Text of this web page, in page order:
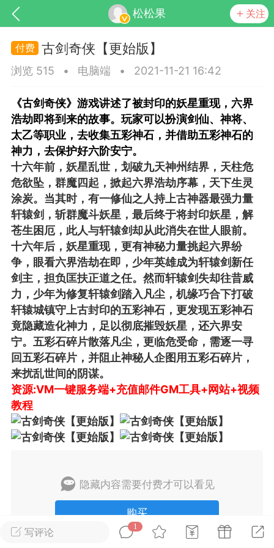
松松果 关注
基于wordpress开发 你所看见
更新 商城 视频
排行 在线 小黑屋
实时动态 直播
Lv.8 极品会员 靓号
黑凤梨
电脑端 外挂制作
该内容只允许登录的用户查看
写评论
1
古剑奇侠【更始版】
浏览 515 • 电脑端 • 2021-11-21 16:42
《古剑奇侠》游戏讲述了被封印的妖星重现，六界
浩劫即将到来的故事。玩家可以扮演剑仙、神将、
太乙等职业，去收集五彩神石，并借助五彩神石的
神力，去保护好六阶安宁。
十六年前，妖星乱世，划破九天神州结界，天柱危
危欲坠，群魔四起，掀起六界浩劫序幕，天下生灵
涂炭。当其时，有一修仙之人持上古神器最强力量
轩辕剑，斩群魔斗妖星，最后终于将封印妖星，解
苍生困厄，此人与轩辕剑却从此消失在世人眼前。
十六年后，妖星重现，更有神秘力量挑起六界纷
争，眼看六界浩劫在即，少年英雄成为轩辕剑新任
剑主，担负匡扶正道之任。然而轩辕剑失却往昔威
力，少年为修复轩辕剑踏入凡尘，机缘巧合下打破
轩辕城镇守上古封印的五彩神石，更发现五彩神石
竟隐藏造化神力，足以彻底摧毁妖星，还六界安
宁。五彩石碎片散落凡尘，更临危受命，需逐一寻
回五彩石碎片，并阻止神秘人企图用五彩石碎片，
来扰乱世间的阴谋。
资源:VM一键服务端+充值邮件GM工具+网站+视频
教程
隐藏内容需要付费才可以看见
购买